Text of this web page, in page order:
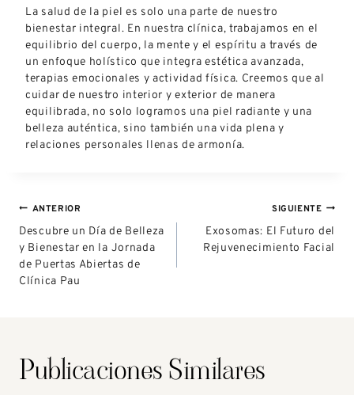
La salud de la piel es solo una parte de nuestro
bienestar integral. En nuestra clínica, trabajamos en el
equilibrio del cuerpo, la mente y el espíritu a través de
un enfoque holístico que integra estética avanzada,
terapias emocionales y actividad física. Creemos que al
cuidar de nuestro interior y exterior de manera
equilibrada, no solo logramos una piel radiante y una
belleza auténtica, sino también una vida plena y
relaciones personales llenas de armonía.
ANTERIOR
Descubre un Día de Belleza
y Bienestar en la Jornada
de Puertas Abiertas de
Clínica Pau
SIGUIENTE
Exosomas: El Futuro del
Rejuvenecimiento Facial
Publicaciones Similares